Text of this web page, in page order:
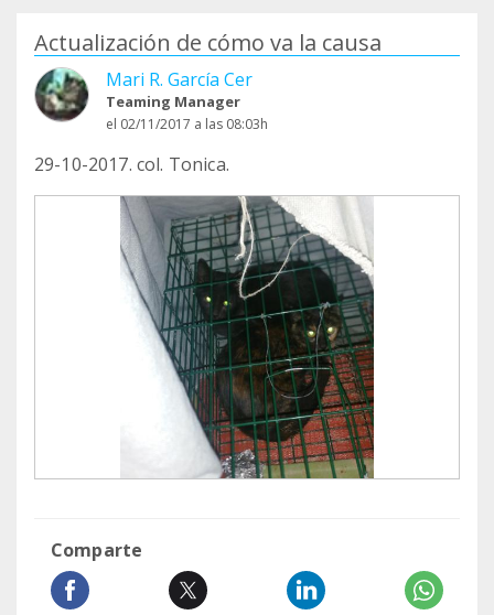
Actualización de cómo va la causa
Mari R. García Cer
Teaming Manager
el 02/11/2017 a las 08:03h
29-10-2017. col. Tonica.
Comparte